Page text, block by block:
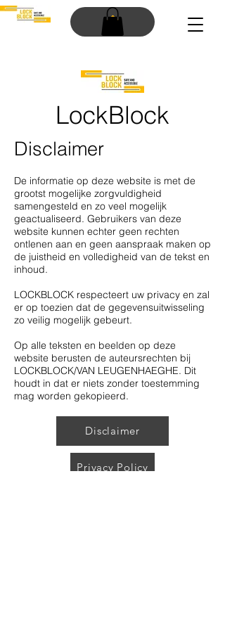
LockBlock
Disclaimer
De informatie op deze website is met de
grootst mogelijke zorgvuldigheid
samengesteld en zo veel mogelijk
geactualiseerd. Gebruikers van deze
website kunnen echter geen rechten
ontlenen aan en geen aanspraak maken op
de juistheid en volledigheid van de tekst en
inhoud.
LOCKBLOCK respecteert uw privacy en zal
er op toezien dat de gegevensuitwisseling
zo veilig mogelijk gebeurt.
Op alle teksten en beelden op deze
website berusten de auteursrechten bij
LOCKBLOCK/VAN LEUGENHAEGHE. Dit
houdt in dat er niets zonder toestemming
mag worden gekopieerd.
Disclaimer
Privacy Policy